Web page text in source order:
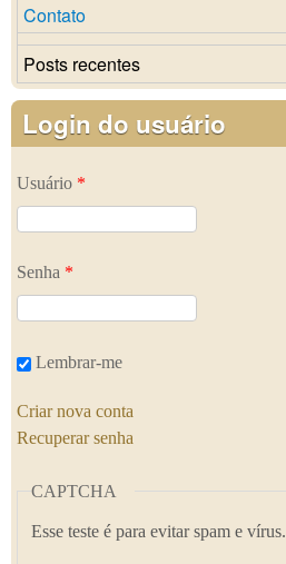
Contato
Posts recentes
Login do usuário
Usuário *
Senha *
Lembrar-me
Criar nova conta
Recuperar senha
CAPTCHA
Esse teste é para evitar spam e vírus.